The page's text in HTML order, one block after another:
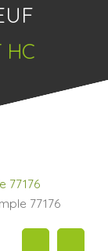
77176
77176